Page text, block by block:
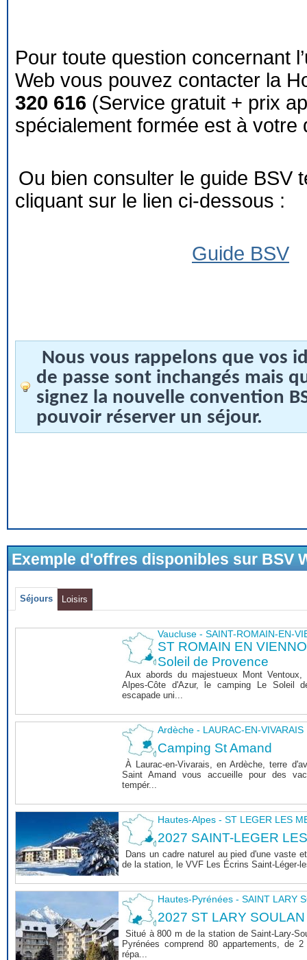
Pour toute question concernant
Web vous pouvez contacter la
320 616 (Service gratuit + prix
spécialement formée est à votre
Ou bien consulter le guide BSV
cliquant sur le lien ci-dessous :
Guide BSV
Nous vous rappelons que vos
de passe sont inchangés mais
signez la nouvelle convention
pouvoir réserver un séjour.
Exemple d'offres disponibles sur BSV
Séjours Loisirs
Vaucluse - SAINT-ROMAIN-EN-
ST ROMAIN EN
Soleil de Provence
Aux abords du majestueux Mont
Alpes-Côte d'Azur, le camping Le Soleil
escapade uni...
Ardèche - LAURAC-EN-VIVARAIS
Camping St Amand
À Laurac-en-Vivarais, en Ardèche, terre
Saint Amand vous accueille pour des
tempér...
Hautes-Alpes - ST LEGER LES
2027 SAINT-LEGER
Dans un cadre naturel au pied d'une vaste
de la station, le VVF Les Écrins Saint-Léger-
Hautes-Pyrénées - SAINT LARY
2027 ST LARY SOULAN
Situé à 800 m de la station de Saint-Lary-
Pyrénées comprend 80 appartements, de
répa...